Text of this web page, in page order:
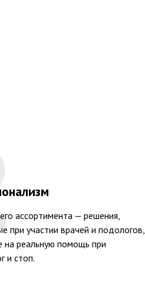
ассортимента — решения,
при участии врачей и подологов,
на реальную помощь при
и стоп.